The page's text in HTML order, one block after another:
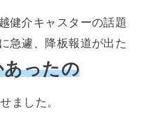
健介キャスターの話題
急遽、降板報道が出た
あったの
ました。